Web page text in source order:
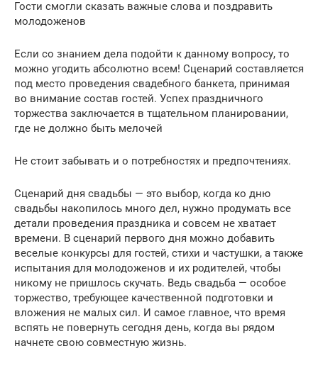
Гости смогли сказать важные слова и поздравить
молодоженов
Если со знанием дела подойти к данному вопросу, то
можно угодить абсолютно всем! Сценарий составляется
под место проведения свадебного банкета, принимая
во внимание состав гостей. Успех праздничного
торжества заключается в тщательном планировании,
где не должно быть мелочей
Не стоит забывать и о потребностях и предпочтениях.
Сценарий дня свадьбы — это выбор, когда ко дню
свадьбы накопилось много дел, нужно продумать все
детали проведения праздника и совсем не хватает
времени. В сценарий первого дня можно добавить
веселые конкурсы для гостей, стихи и частушки, а также
испытания для молодоженов и их родителей, чтобы
никому не пришлось скучать. Ведь свадьба — особое
торжество, требующее качественной подготовки и
вложения не малых сил. И самое главное, что время
вспять не повернуть сегодня день, когда вы рядом
начнете свою совместную жизнь.